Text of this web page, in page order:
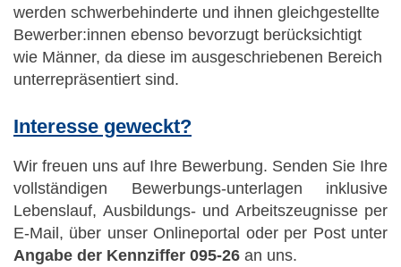
werden schwerbehinderte und ihnen gleichgestellte
Bewerber:innen ebenso bevorzugt berücksichtigt
wie Männer, da diese im ausgeschriebenen Bereich
unterrepräsentiert sind.
Interesse geweckt?
Wir freuen uns auf Ihre Bewerbung. Senden Sie Ihre
vollständigen Bewerbungs-unterlagen inklusive
Lebenslauf, Ausbildungs- und Arbeitszeugnisse per
E-Mail, über unser Onlineportal oder per Post unter
Angabe der Kennziffer 095-26 an uns.